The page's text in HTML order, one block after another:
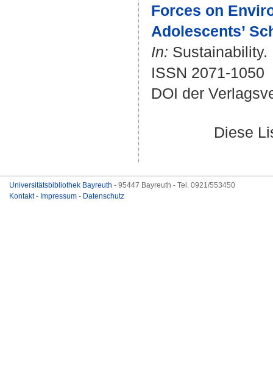
Forces on
Adolescents’
In: Sustainability.
ISSN 2071-1050
DOI der
Diese
Universitätsbibliothek Bayreuth - 95447 Bayreuth - Tel. 0921/553450
Kontakt- Impressum - Datenschutz